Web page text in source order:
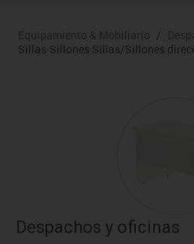
Equipamiento & Mobiliario /
Sillas·Sillones Sillas/Sillones
Despachos y oficinas